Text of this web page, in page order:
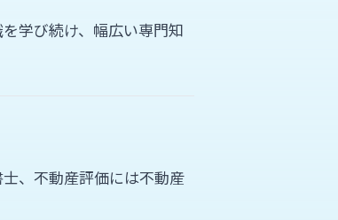
学び続け、幅広い専門知
、不動産評価には不動産